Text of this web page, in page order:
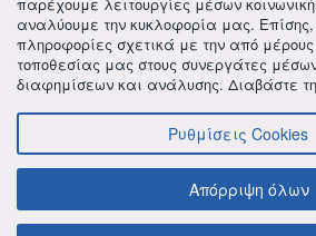
ΠΛΗΡΟΦΟΡΙΕΣ
© 2018 FREZYDERM A.B.Ε.E. ALL
ΠΟΛΙΤΙΚΗ ΕΣΩΤΕΡΙΚΩΝ ΑΝΑΦΟΡΩΝ &
αναλύουμε την κυκλοφορία μας. Επίσης,
πληροφορίες σχετικά με την από
τοποθεσίας μας στους συνεργάτες μέσων
διαφημίσεων και ανάλυσης. Διαβάστε
Ρυθμίσεις Cookies
Απόρριψη όλων